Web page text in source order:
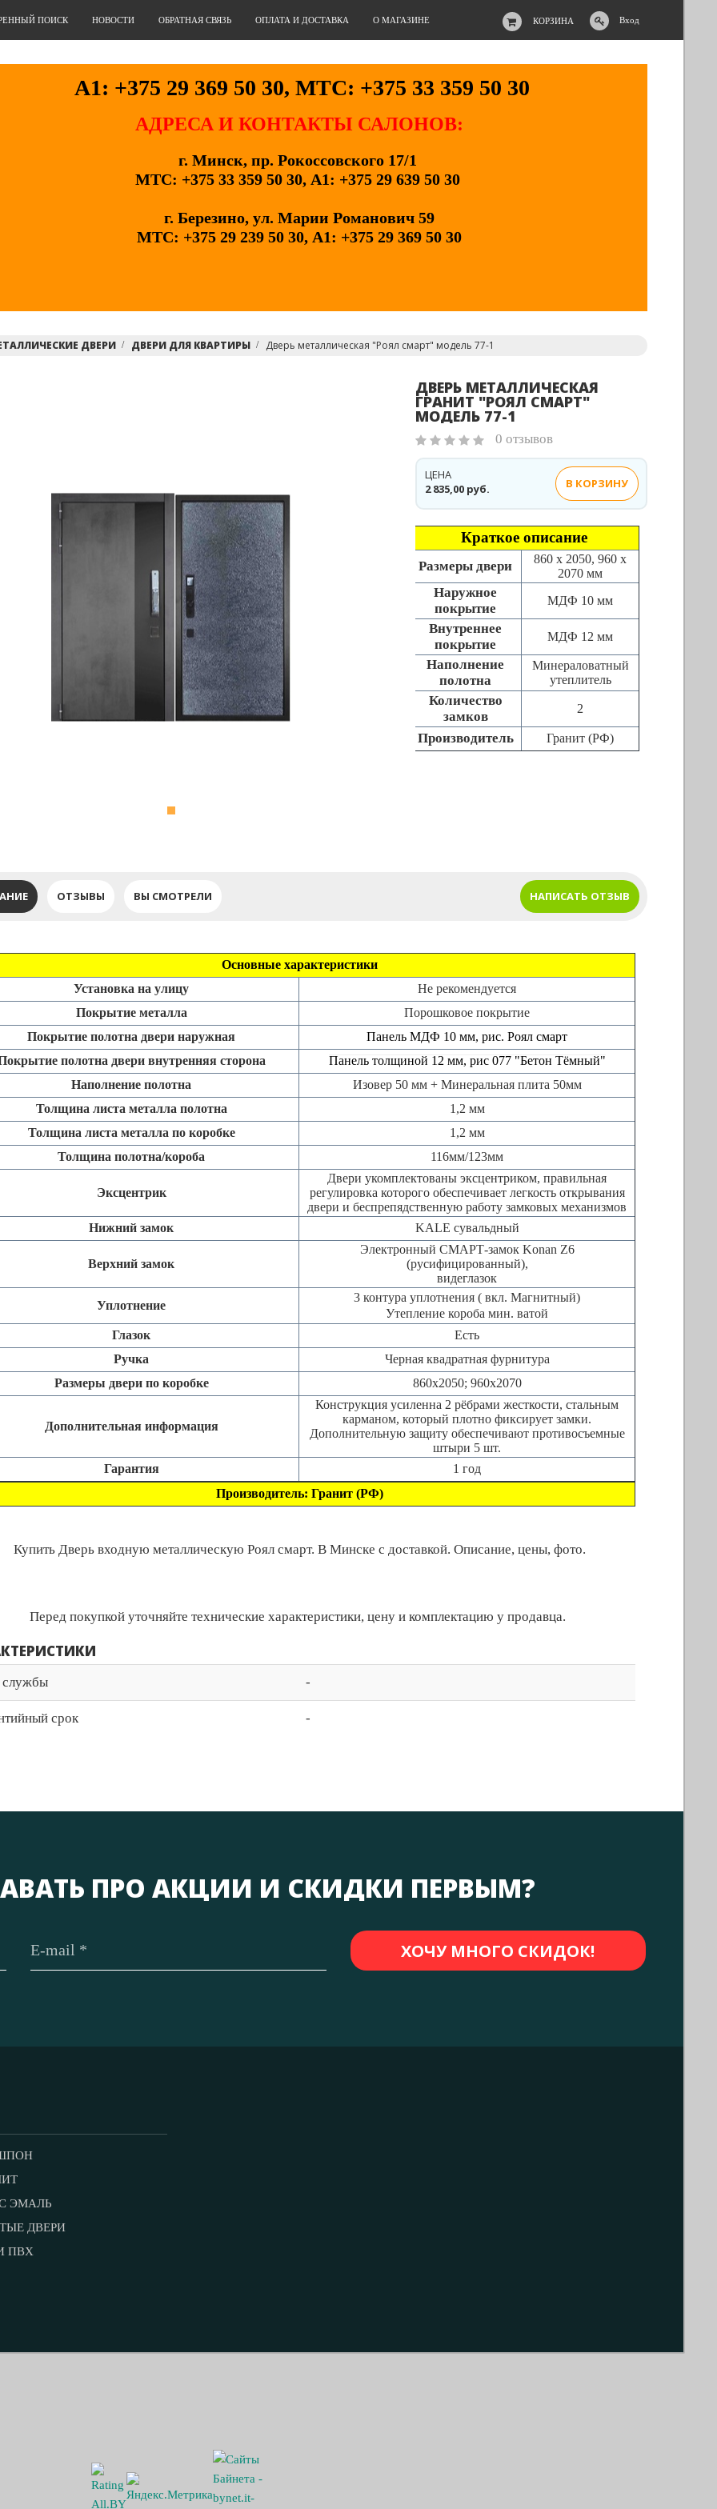
КОРЗИНА Вход
ПОИСК НОВОСТИ ОБРАТНАЯ СВЯЗЬ ОПЛАТА И ДОСТАВКА О МАГАЗИНЕ
А1: +375 29 369 50 30, МТС: +375 33 359 50 30
АДРЕСА И КОНТАКТЫ САЛОНОВ:
г. Минск, пр. Рокоссовского 17/1
МТС: +375 33 359 50 30, А1: +375 29 639 50 30
г. Березино, ул. Марии Романович 59
МТС: +375 29 239 50 30, А1: +375 29 369 50 30
ДВЕРИ ДВЕРИ ДЛЯ КВАРТИРЫ Дверь металлическая "Роял смарт" модель 77-1
ДВЕРЬ МЕТАЛЛИЧЕСКАЯ
ГРАНИТ "РОЯЛ СМАРТ"
МОДЕЛЬ 77-1
0 отзывов
2 835,00 руб.
ЦЕНА
В КОРЗИНУ
Краткое описание
Размеры двери
860 х 2050, 960 х
2070 мм
Наружное
покрытие
МДФ 10 мм
Внутреннее
покрытие
МДФ 12 мм
Наполнение
полотна
Минераловатный
утеплитель
Количество
замков
2
Производитель Гранит (РФ)
ОТЗЫВЫ НАПИСАТЬ ОТЗЫВ
ВЫ СМОТРЕЛИ
Основные характеристики
Установка на улицу
Не рекомендуется
Покрытие металла
Порошковое покрытие
Покрытие полотна двери наружная
Панель МДФ 10 мм, рис. Роял смарт
полотна двери внутренняя сторона
Панель толщиной 12 мм, рис 077 "Бетон Тёмный"
Наполнение полотна
Изовер 50 мм + Минеральная плита 50мм
Толщина листа металла полотна
1,2 мм
Толщина листа металла по коробке
1,2 мм
Толщина полотна/короба
116мм/123мм
Эксцентрик
Двери укомплектованы эксцентриком, правильная
регулировка которого обеспечивает легкость открывания
двери и беспрепядственную работу замковых механизмов
Нижний замок
KALE сувальдный
Верхний замок
Электронный СМАРТ-замок Konan Z6
(русифицированный),
видеглазок
Уплотнение
3 контура уплотнения ( вкл. Магнитный)
Утепление короба мин. ватой
Глазок
Есть
Ручка
Черная квадратная фурнитура
Размеры двери по коробке
860х2050; 960х2070
Дополнительная информация
Конструкция усиленна 2 рёбрами жесткости, стальным
карманом, который плотно фиксирует замки.
Дополнительную защиту обеспечивают противосъемные
штыри 5 шт.
Гарантия
1 год
Производитель: Гранит (РФ)
Купить Дверь входную металлическую Роял смарт. В Минске с доставкой. Описание, цены, фото.
Перед покупкой уточняйте технические характеристики, цену и комплектацию у продавца.
службы -
срок -
ПРО АКЦИИ И СКИДКИ ПЕРВЫМ?
ЭМАЛЬ
ДВЕРИ
ПВХ